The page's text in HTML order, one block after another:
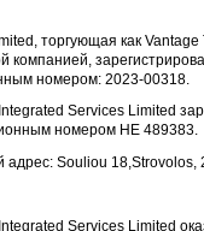
торгующая как Vantage
компанией,
номером: 2023-00318.
Services Limited
номером HE 489383.
адрес: Souliou 18,Strovolos,
Services Limited